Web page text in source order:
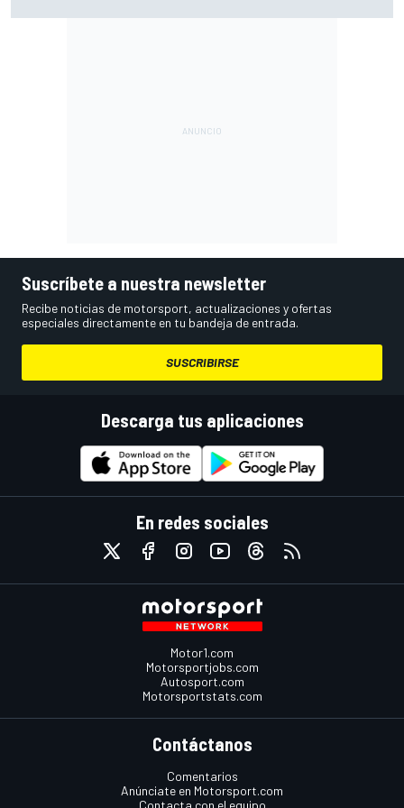
Suscríbete a nuestra newsletter
Recibe noticias de motorsport, actualizaciones y ofertas
especiales directamente en tu bandeja de entrada.
SUSCRIBIRSE
Descarga tus aplicaciones
En redes sociales
Motor1.com
Motorsportjobs.com
Autosport.com
Motorsportstats.com
Contáctanos
Comentarios
Anúnciate en Motorsport.com
Contacta con el equipo